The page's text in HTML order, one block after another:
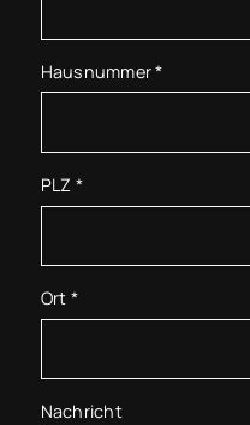
Hausnummer*
PLZ *
Ort *
Nachricht